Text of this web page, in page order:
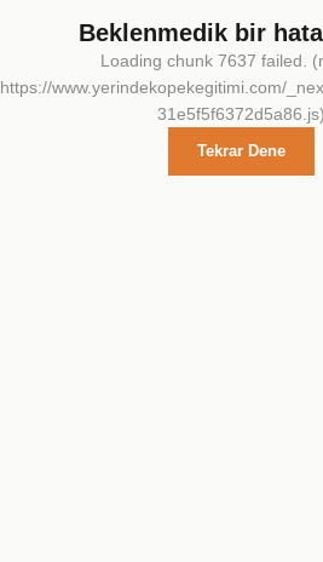
Beklenmedik bir
Loading chunk 7637 failed.
https://www.yerindekopekegitimi.com/
31e5f5f6372d5a86.js)
Tekrar Dene